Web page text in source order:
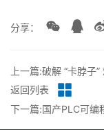
分享：
返回列表